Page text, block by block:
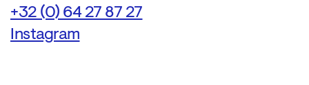
+32 (0) 64 27 87 27
Instagram